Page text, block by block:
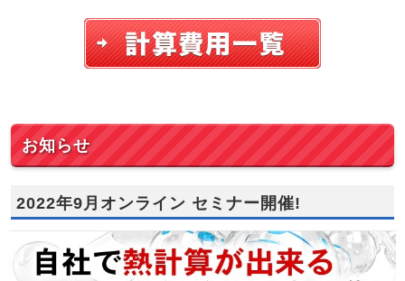
お知らせ
2022年9月オンライン セミナー開催!